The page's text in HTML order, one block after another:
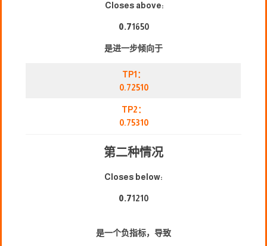
Closes above:
0.71650
是进一步倾向于
TP1：
0.72510
TP2：
0.75310
第二种情况
Closes below:
0.71210
是一个负指标，导致